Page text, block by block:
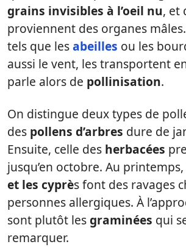
grains invisibles à l’oeil nu, et
proviennent des organes
tels que lesabeilles ou les
aussi le vent, les transportent
parle alors de pollinisation.
On distingue deux types de
des pollens d’arbres dure de
Ensuite, celle des herbacées
jusqu’en octobre. Au printemps,
et les cyprès font des ravages
personnes allergiques. À
sont plutôt lesgraminées qui
remarquer.